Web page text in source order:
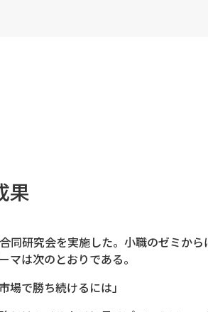
果
同研究会を実施した。小職のゼミか
は次のとおりである。
で勝ち続けるには」